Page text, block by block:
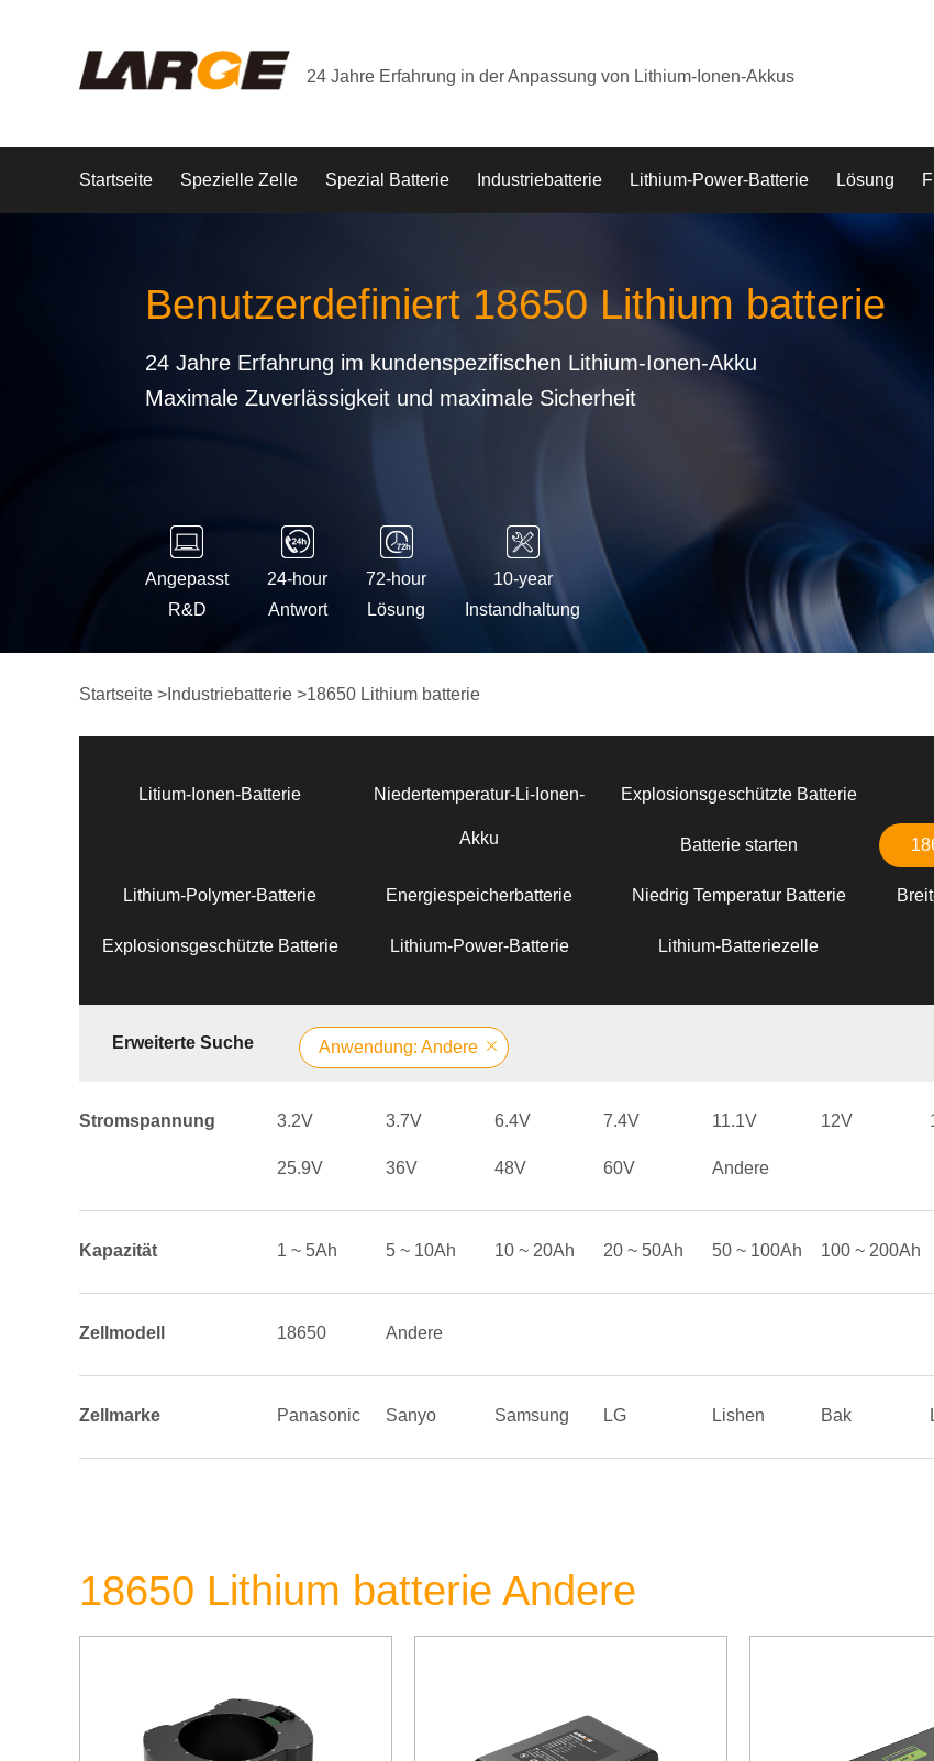
24 Jahre Erfahrung in der Anpassung von Lithium-Ionen-Akkus
Startseite Spezielle Zelle Spezial Batterie Industriebatterie Lithium-Power-Batterie Lösung
Benutzerdefiniert 18650 Lithium batterie
24 Jahre Erfahrung im kundenspezifischen Lithium-Ionen-Akku
Maximale Zuverlässigkeit und maximale Sicherheit
Angepasst
R&D
24-hour
Antwort
72-hour
Lösung
10-year
Instandhaltung
Startseite > Industriebatterie >18650 Lithium batterie
Litium-Ionen-Batterie Niedertemperatur-Li-Ionen-
Akku
Explosionsgeschützte Batterie
Batterie starten
Lithium-Polymer-Batterie Energiespeicherbatterie Niedrig Temperatur Batterie
Explosionsgeschützte Batterie Lithium-Power-Batterie Lithium-Batteriezelle
Erweiterte Suche Anwendung: Andere
Stromspannung 3.2V 3.7V 6.4V 7.4V 11.1V 12V
25.9V 36V 48V 60V Andere
Kapazität 1 ~ 5Ah 5 ~ 10Ah 10 ~ 20Ah 20 ~ 50Ah 50 ~ 100Ah 100 ~ 200Ah
Zellmodell 18650 Andere
Zellmarke Panasonic Sanyo Samsung LG Lishen Bak
18650 Lithium batterie Andere